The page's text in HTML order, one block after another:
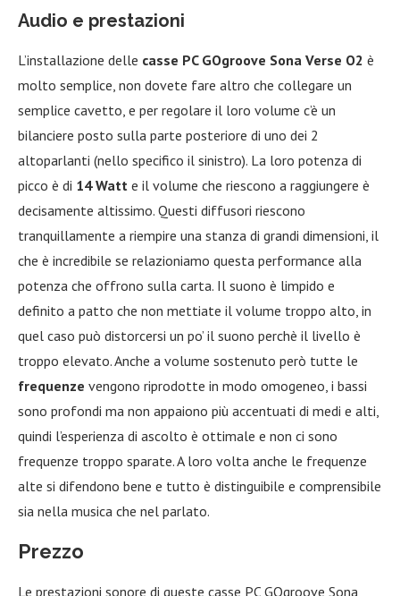
Audio e prestazioni
L’installazione delle casse PC GOgroove Sona Verse O2 è
molto semplice, non dovete fare altro che collegare un
semplice cavetto, e per regolare il loro volume c’è un
bilanciere posto sulla parte posteriore di uno dei 2
altoparlanti (nello specifico il sinistro). La loro potenza di
picco è di 14 Watt e il volume che riescono a raggiungere è
decisamente altissimo. Questi diffusori riescono
tranquillamente a riempire una stanza di grandi dimensioni, il
che è incredibile se relazioniamo questa performance alla
potenza che offrono sulla carta. Il suono è limpido e
definito a patto che non mettiate il volume troppo alto, in
quel caso può distorcersi un po’ il suono perchè il livello è
troppo elevato. Anche a volume sostenuto però tutte le
frequenze vengono riprodotte in modo omogeneo, i bassi
sono profondi ma non appaiono più accentuati di medi e alti,
quindi l’esperienza di ascolto è ottimale e non ci sono
frequenze troppo sparate. A loro volta anche le frequenze
alte si difendono bene e tutto è distinguibile e comprensibile
sia nella musica che nel parlato.
Prezzo
Le prestazioni sonore di queste casse PC GOgroove Sona